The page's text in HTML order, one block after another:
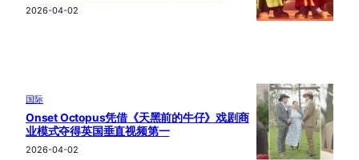
2026-04-02
国际
Onset Octopus凭借《天黑前的牛仔》戏剧商
业模式夺得英国垂直视频第一
2026-04-02